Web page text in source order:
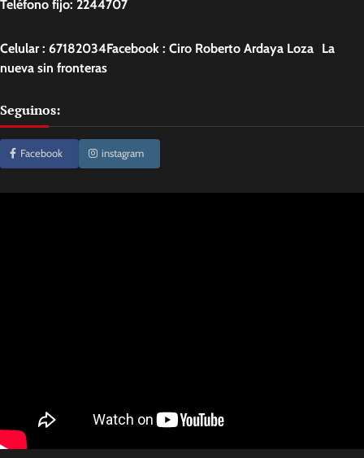
Teléfono fijo: 2244707
Celular : 67182034Facebook : Ciro Roberto Ardaya Loza La
nueva sin fronteras
Seguinos:
Facebook instagram